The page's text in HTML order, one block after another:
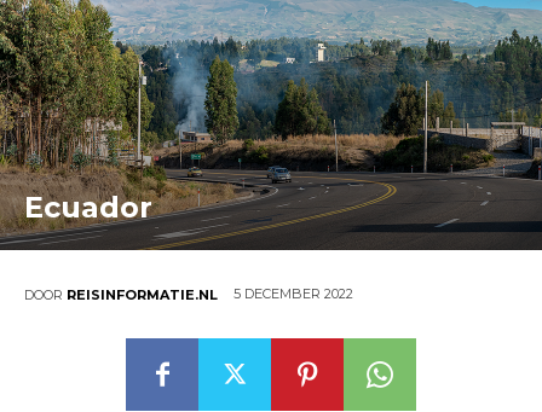
Ecuador
DOOR REISINFORMATIE.NL 5 DECEMBER 2022